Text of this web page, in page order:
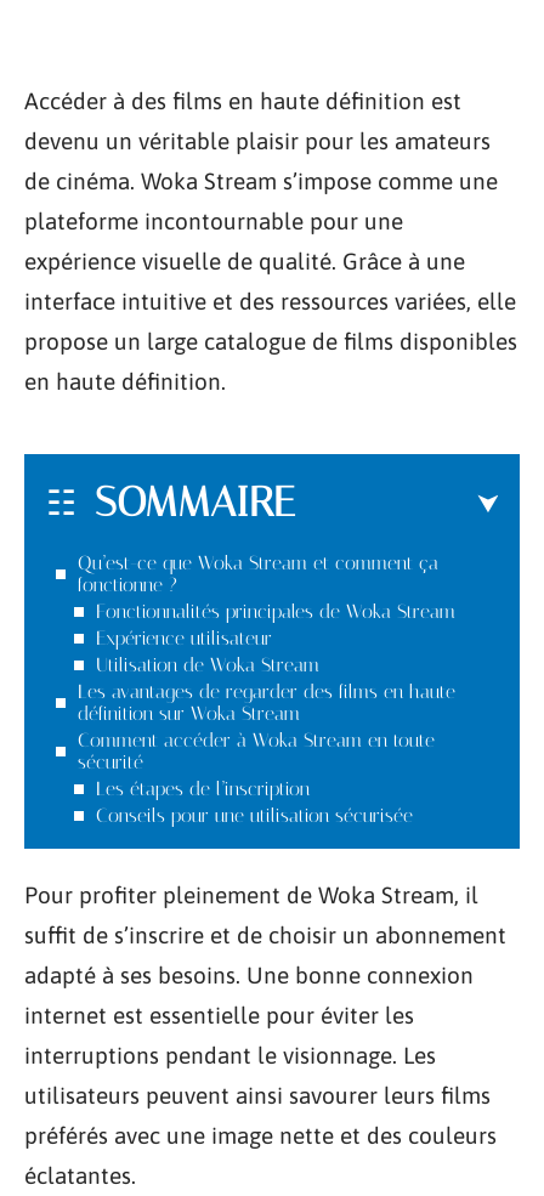
Accéder à des films en haute définition est
devenu un véritable plaisir pour les amateurs
de cinéma. Woka Stream s’impose comme une
plateforme incontournable pour une
expérience visuelle de qualité. Grâce à une
interface intuitive et des ressources variées, elle
propose un large catalogue de films disponibles
en haute définition.
SOMMAIRE
Qu’est-ce que Woka Stream et comment ça
fonctionne ?
Fonctionnalités principales de Woka Stream
Expérience utilisateur
Utilisation de Woka Stream
Les avantages de regarder des films en haute
définition sur Woka Stream
Comment accéder à Woka Stream en toute
sécurité
Les étapes de l’inscription
Conseils pour une utilisation sécurisée
Pour profiter pleinement de Woka Stream, il
suffit de s’inscrire et de choisir un abonnement
adapté à ses besoins. Une bonne connexion
internet est essentielle pour éviter les
interruptions pendant le visionnage. Les
utilisateurs peuvent ainsi savourer leurs films
préférés avec une image nette et des couleurs
éclatantes.